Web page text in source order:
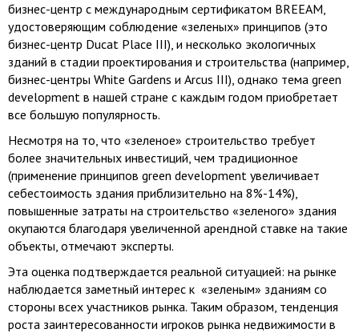
бизнес-центр с международным сертификатом BREEAM,
удостоверяющим соблюдение «зеленых» принципов (это
бизнес-центр Ducat Place III), и несколько экологичных
зданий в стадии проектирования и строительства (например,
бизнес-центры White Gardens и Arcus III), однако тема green
development в нашей стране с каждым годом приобретает
все большую популярность.
Несмотря на то, что «зеленое» строительство требует
более значительных инвестиций, чем традиционное
(применение принципов green development увеличивает
себестоимость здания приблизительно на 8%-14%),
повышенные затраты на строительство «зеленого» здания
окупаются благодаря увеличенной арендной ставке на такие
объекты, отмечают эксперты.
Эта оценка подтверждается реальной ситуацией: на рынке
наблюдается заметный интерес к «зеленым» зданиям со
стороны всех участников рынка. Таким образом, тенденция
роста заинтересованности игроков рынка недвижимости в